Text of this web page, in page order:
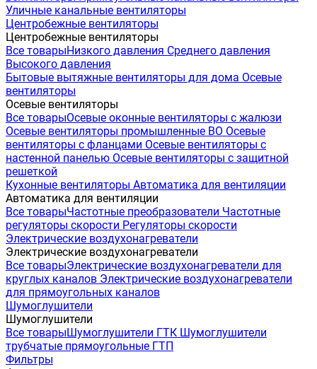
Уличные канальные вентиляторы
Центробежные вентиляторы
Центробежные вентиляторы
Все товарыНизкого давления Среднего давления
Высокого давления
Бытовые вытяжные вентиляторы для дома Осевые
вентиляторы
Осевые вентиляторы
Все товарыОсевые оконные вентиляторы с жалюзи
Осевые вентиляторы промышленные ВО Осевые
вентиляторы с фланцами Осевые вентиляторы с
настенной панелью Осевые вентиляторы с защитной
решеткой
Кухонные вентиляторы Автоматика для вентиляции
Автоматика для вентиляции
Все товарыЧастотные преобразователи Частотные
регуляторы скорости Регуляторы скорости
Электрические воздухонагреватели
Электрические воздухонагреватели
Все товарыЭлектрические воздухонагреватели для
круглых каналов Электрические воздухонагреватели
для прямоугольных каналов
Шумоглушители
Шумоглушители
Все товарыШумоглушители ГТК Шумоглушители
трубчатые прямоугольные ГТП
Фильтры